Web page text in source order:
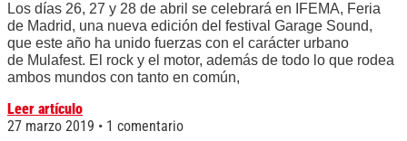
Los días 26, 27 y 28 de abril se celebrará en IFEMA, Feria
de Madrid, una nueva edición del festival Garage Sound,
que este año ha unido fuerzas con el carácter urbano
de Mulafest. El rock y el motor, además de todo lo que rodea
ambos mundos con tanto en común,
Leer artículo
27 marzo 2019
1 comentario